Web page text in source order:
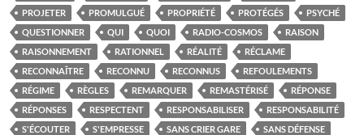
PROJETER
PROMULGUÉ PROPRIÉTÉ PROTÉGÉS
PSYCHÉ
QUESTIONNER
QUI QUOI RADIO-COSMOS
RAISON
RAISONNEMENT
RATIONNEL RÉALITÉ
RÉCLAME
RECONNAÎTRE
RECONNU RECONNUS
REFOULEMENTS
RÉGIME
RÈGLES REMARQUER REMASTÉRISÉ
RÉPONSE
RÉPONSES
RESPECTENT RESPONSABILISER
RESPONSABILITÉ
S'ÉCOUTER
S'EMPRESSE SANS CRIER GARE
SANS DÉFENSE